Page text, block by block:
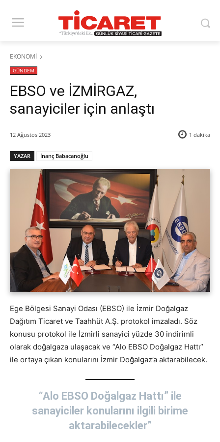
EKONOMİ
GÜNDEM
EBSO ve İZMİRGAZ,
sanayiciler için anlaştı
12 Ağustos 2023 1 dakika
YAZAR İnanç Babacanoğlu
Ege Bölgesi Sanayi Odası (EBSO) ile İzmir Doğalgaz
Dağıtım Ticaret ve Taahhüt A.Ş. protokol imzaladı. Söz
konusu protokol ile İzmirli sanayici yüzde 30 indirimli
olarak doğalgaza ulaşacak ve “Alo EBSO Doğalgaz Hattı”
ile ortaya çıkan konularını İzmir Doğalgaz’a aktarabilecek.
“Alo EBSO Doğalgaz Hattı” ile
sanayiciler konularını ilgili birime
aktarabilecekler”